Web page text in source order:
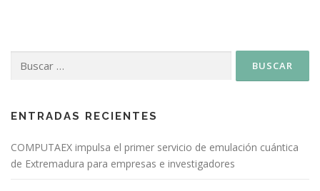
ENTRADAS RECIENTES
COMPUTAEX impulsa el primer servicio de emulación cuántica
de Extremadura para empresas e investigadores